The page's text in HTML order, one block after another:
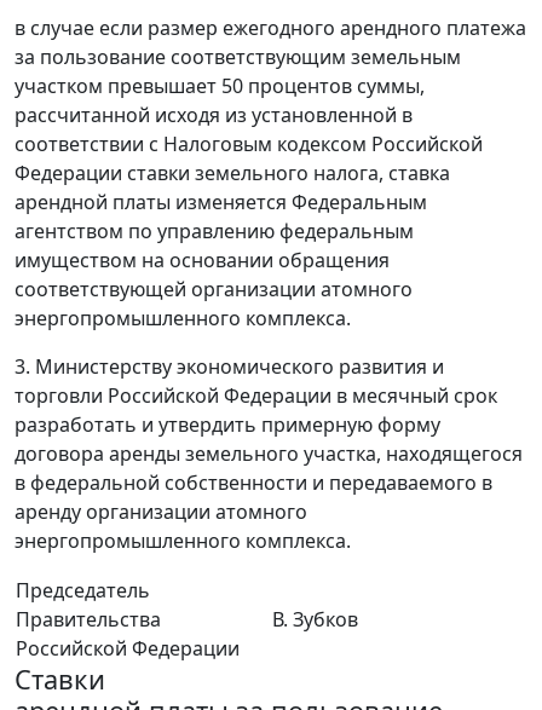
в случае если размер ежегодного арендного платежа
за пользование соответствующим земельным
участком превышает 50 процентов суммы,
рассчитанной исходя из установленной в
соответствии с Налоговым кодексом Российской
Федерации ставки земельного налога, ставка
арендной платы изменяется Федеральным
агентством по управлению федеральным
имуществом на основании обращения
соответствующей организации атомного
энергопромышленного комплекса.
3. Министерству экономического развития и
торговли Российской Федерации в месячный срок
разработать и утвердить примерную форму
договора аренды земельного участка, находящегося
в федеральной собственности и передаваемого в
аренду организации атомного
энергопромышленного комплекса.
Председатель
Правительства
Российской Федерации
В. Зубков
Ставки